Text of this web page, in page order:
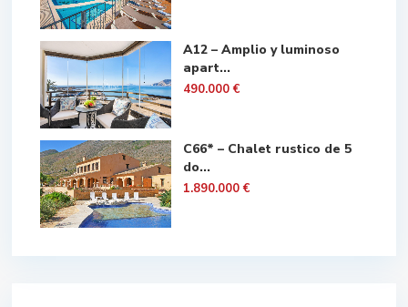
A12 – Amplio y luminoso
apart...
490.000 €
C66* – Chalet rustico de 5
do...
1.890.000 €